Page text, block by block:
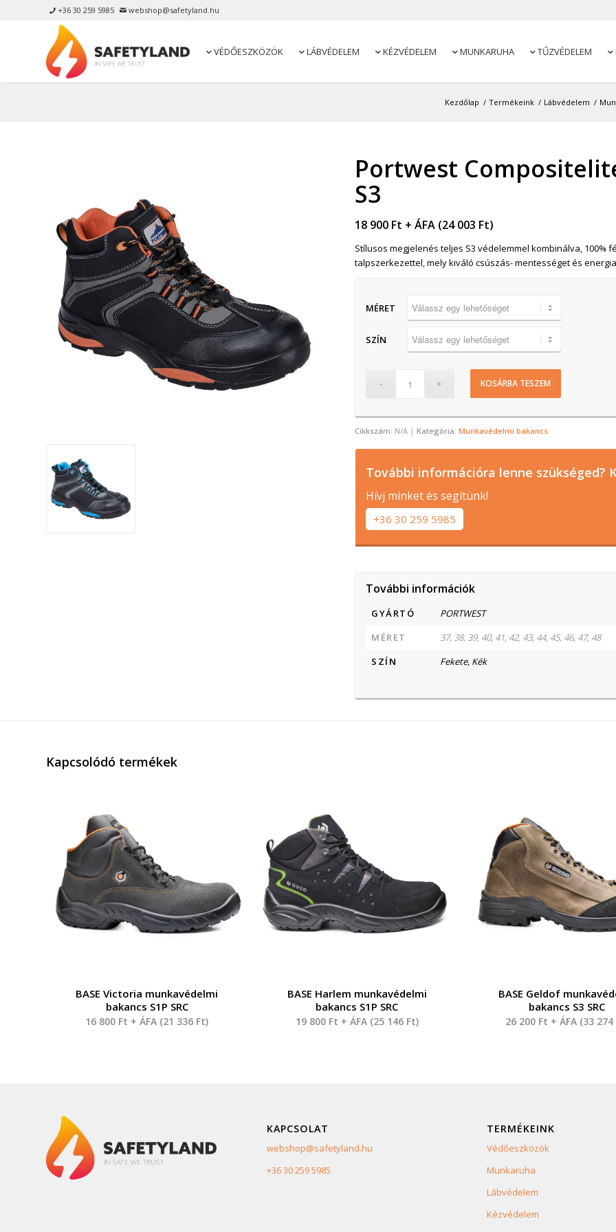
 +36 30 259 5985  webshop@safetyland.hu
 VÉDŐESZKÖZÖK  LÁBVÉDELEM  KÉZVÉDELEM  MUNKARUHA  TŰZVÉDELEM 
Kezdőlap / Termékeink / Lábvédelem /
Portwest
S3
18 900 Ft + ÁFA (24 003 Ft)
Stílusos megjelenés teljes S3 védelemmel kombinálva,
talpszerkezettel, mely kiváló csúszás- mentességet és
MÉRET
SZÍN
KOSÁRBA TESZEM
Cikkszám: N/A Kategória:Munkavédelmi bakancs
További információra lenne szükséged?
Hívj minket és segítünk!
+36 30 259 5985
További információk
GYÁRTÓ
PORTWEST
MÉRET
37, 38, 39, 40, 41, 42, 43, 44, 45, 46, 47, 48
SZÍN
Fekete, Kék
Kapcsolódó termékek
BASE Victoria munkavédelmi
bakancs S1P SRC
16 800 Ft + ÁFA (21 336 Ft)
BASE Harlem munkavédelmi
bakancs S1P SRC
19 800 Ft + ÁFA (25 146 Ft)
BASE Geldof
bakancs S3 SRC
26 200 Ft + ÁFA (33 274
KAPCSOLAT
webshop@safetyland.hu
+36 30 259 5985
TERMÉKEINK
Védőeszközök
Munkaruha
Lábvédelem
Kézvédelem